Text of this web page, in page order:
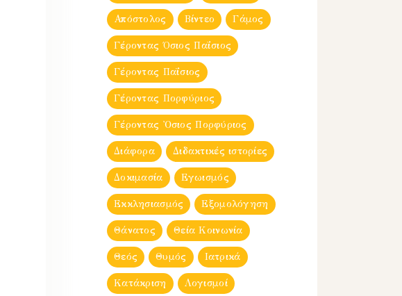
Απόστολος Βίντεο Γάμος
Γέροντας Όσιος Παΐσιος
Γέροντας Παΐσιος
Γέροντας Πορφύριος
Γέροντας Ὀσιος Πορφύριος
Διάφορα Διδακτικές ιστορίες
Δοκιμασία Εγωισμός
Εκκλησιασμός Εξομολόγηση
Θάνατος Θεία Κοινωνία
Θεός Θυμός Ιατρικά
Κατάκριση Λογισμοί